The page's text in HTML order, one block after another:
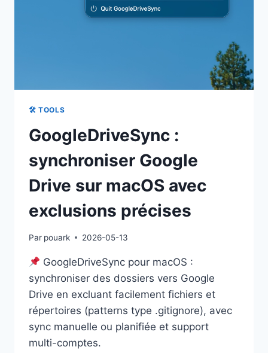
TERMINAL
ET
🛠 TOOLS
GoogleDriveSync :
synchroniser Google
Drive sur macOS avec
exclusions précises
Par pouark 2026-05-13
GoogleDriveSync pour macOS :
synchroniser des dossiers vers Google
Drive en excluant facilement fichiers et
répertoires (patterns type .gitignore), avec
sync manuelle ou planifiée et support
multi-comptes.